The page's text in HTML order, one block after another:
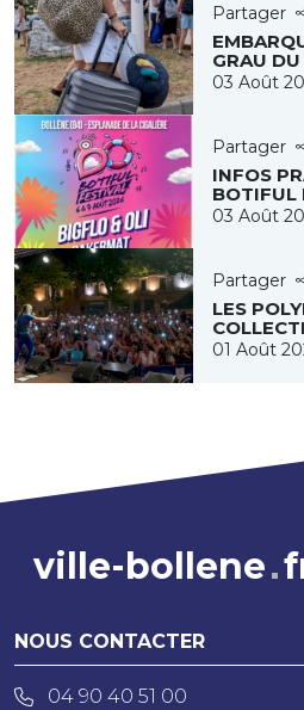
Partager
GRAU
03 Août
Partager
INFOS
BOTIFUL
03 Août
Partager
LES
01 Août
ville-bollene
NOUS CONTACTER
04 90 40 51 00